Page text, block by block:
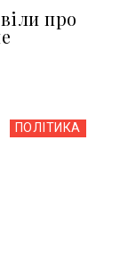
про
ПОЛІТИКА